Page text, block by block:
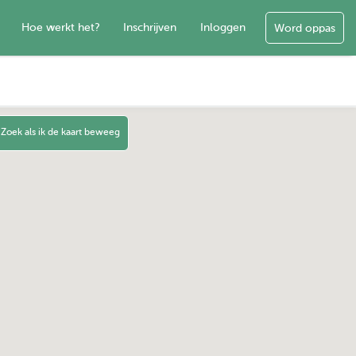
Hoe werkt het? Inschrijven Inloggen Word oppas
Zoek als ik de kaart beweeg